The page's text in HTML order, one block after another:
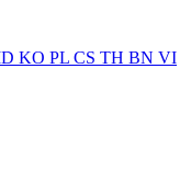
KO PL CS TH BN VI